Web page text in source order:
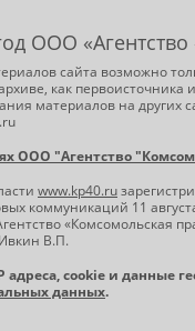
ООО
сайта возможно
как первоисточника
материалов на других
ООО "Агентство
www.kp40.ru
коммуникаций 11
«Комсомольская
В.П.
адреса, cookie и данные
данных.